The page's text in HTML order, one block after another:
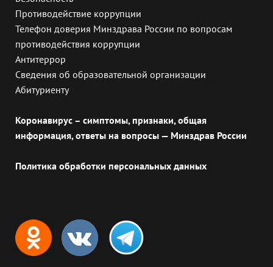
Противодействие коррупции
Телефон доверия Минздрава России по вопросам
противодействия коррупции
Антитеррор
Сведения об образовательной организации
Абитуриенту
Коронавирус – симптомы, признаки, общая
информация, ответы на вопросы — Минздрав России
Политика обработки персональных данных